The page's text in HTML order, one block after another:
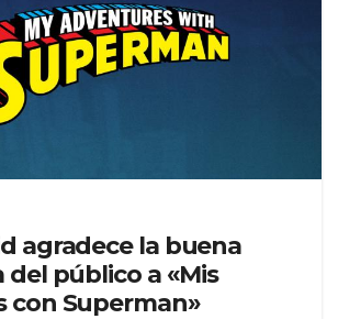
agradece la buena
del público a «Mis
con Superman»